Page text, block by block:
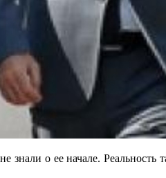
знали о ее начале.